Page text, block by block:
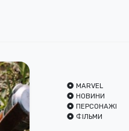
MARVEL
НОВИНИ
ПЕРСОНАЖІ
ФІЛЬМИ